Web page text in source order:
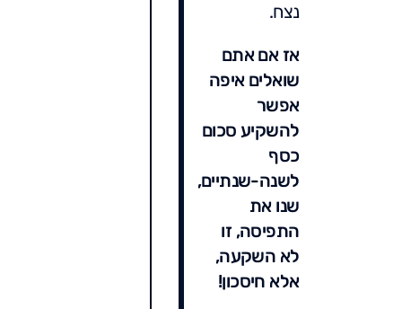
נצח.
אז אם אתם
שואלים איפה
אפשר
להשקיע סכום
כסף
לשנה-שנתיים,
שנו את
התפיסה, זו
לא השקעה,
אלא חיסכון!